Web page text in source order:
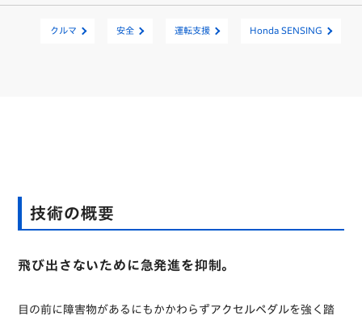
クルマ 安全 運転支援 Honda SENSING
技術の概要
飛び出さないために急発進を抑制。
目の前に障害物があるにもかかわらずアクセルペダルを強く踏